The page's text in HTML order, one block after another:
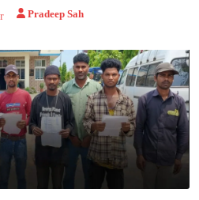
Pradeep Sah